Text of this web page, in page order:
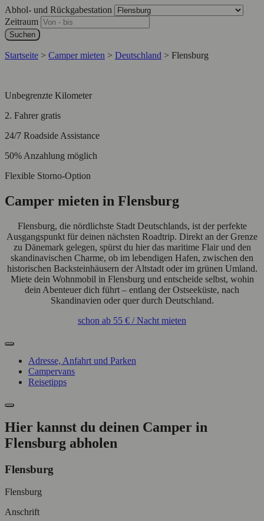
Abhol- und Rückgabestation
Zeitraum
Suchen
Startseite > Camper mieten > Deutschland > Flensburg
Unbegrenzte Kilometer
2. Fahrer gratis
24/7 Roadside Assistance
50% Anzahlung möglich
Flexible Storno-Option
Camper mieten in Flensburg
Flensburg, die nördlichste Stadt Deutschlands, ist der perfekte
Ausgangspunkt für deinen nächsten Roadtrip. Direkt an der Grenze
zu Dänemark gelegen, spürst du hier das maritime Flair und den
skandinavischen Charme, ob im lebendigen Hafen, zwischen den
historischen Backsteinhäusern der Altstadt oder im grünen Umland.
Miete dein Wohnmobil in Flensburg und entscheide selbst, wohin
dein Abenteuer dich führt – entlang der Ostseeküste, nach
Skandinavien oder quer durch Deutschland.
schon ab 55 € / Nacht mieten
Adresse, Anfahrt und Parken
Campervans
Reisetipps
Hier kannst du deinen Camper in
Flensburg abholen
Flensburg
Flensburg
Anschrift